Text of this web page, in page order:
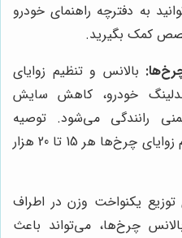
به دفترچه راهنمای خودرو
کمک بگیرید.
بالانس و تنظیم زوایای
خودرو، کاهش سایش
رانندگی می‌شود. توصیه
می‌شود که بالانس و تنظیم زوایای چرخ‌ها هر 15 تا 20 هزار
یکنواخت وزن در اطراف
چرخ‌ها، می‌تواند باعث